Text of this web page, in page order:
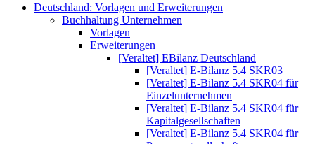
Deutschland: Vorlagen und Erweiterungen
Buchhaltung Unternehmen
Vorlagen
Erweiterungen
[Veraltet] EBilanz Deutschland
[Veraltet] E-Bilanz 5.4 SKR03
[Veraltet] E-Bilanz 5.4 SKR04 für
Einzelunternehmen
[Veraltet] E-Bilanz 5.4 SKR04 für
Kapitalgesellschaften
[Veraltet] E-Bilanz 5.4 SKR04 für